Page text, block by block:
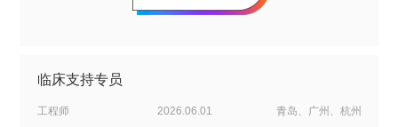
临床支持专员
工程师 2026.06.01 青岛、广州、杭州